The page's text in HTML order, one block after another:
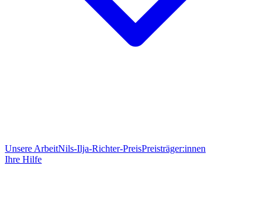
Unsere ArbeitNils-Ilja-Richter-PreisPreisträger:innen
Ihre Hilfe